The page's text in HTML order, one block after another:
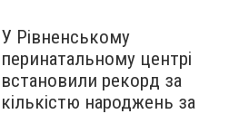
У Рівненському
перинатальному центрі
встановили рекорд за
кількістю народжень за